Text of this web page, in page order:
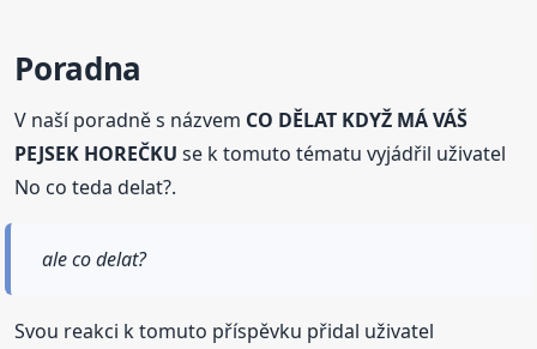
Poradna
V naší poradně s názvem CO DĚLAT KDYŽ MÁ VÁŠ
PEJSEK HOREČKU se k tomuto tématu vyjádřil uživatel
No co teda delat?.
ale co delat?
Svou reakci k tomuto příspěvku přidal uživatel